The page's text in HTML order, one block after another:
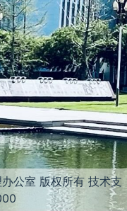
公室 版权所有 技术支